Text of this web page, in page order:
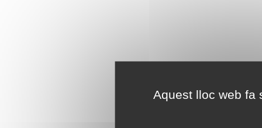
Aquest lloc web fa